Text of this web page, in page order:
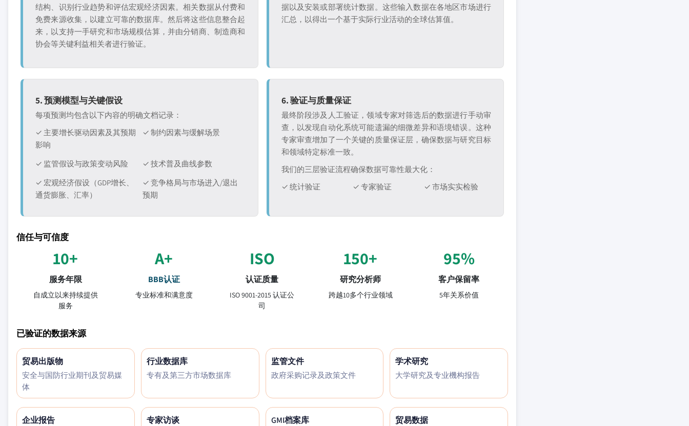
结构、识别行业趋势和评估宏观经济因素。相关数据从付费和
免费来源收集，以建立可靠的数据库。然后将这些信息整合起
来，以支持一手研究和市场规模估算，并由分销商、制造商和
协会等关键利益相关者进行验证。
据以及安装或部署统计数据。这些输入数据在各地区市场进行
汇总，以得出一个基于实际行业活动的全球估算值。
5. 预测模型与关键假设
每项预测均包含以下内容的明确文档记录：
✓ 主要增长驱动因素及其预期
影响
✓ 制约因素与缓解场景
✓ 监管假设与政策变动风险
✓ 技术普及曲线参数
✓ 宏观经济假设（GDP增长、
通货膨胀、汇率）
✓ 竞争格局与市场进入/退出
预期
6. 验证与质量保证
最终阶段涉及人工验证，领域专家对筛选后的数据进行手动审
查，以发现自动化系统可能遗漏的细微差异和语境错误。这种
专家审查增加了一个关键的质量保证层，确保数据与研究目标
和领域特定标准一致。
我们的三层验证流程确保数据可靠性最大化：
✓ 统计验证
✓ 专家验证 ✓ 市场实实检验
信任与可信度
10+
服务年限
自成立以来持续提供
服务
A+
BBB认证
专业标准和满意度
ISO
认证质量
ISO 9001-2015 认证公
司
150+
研究分析师
跨越10多个行业领域
95%
客户保留率
5年关系价值
已验证的数据来源
贸易出版物
安全与国防行业期刊及贸易媒
体
行业数据库
专有及第三方市场数据库
监管文件
政府采购记录及政策文件
学术研究
大学研究及专业機构报告
企业报告 专家访谈 GMI档案库 贸易数据